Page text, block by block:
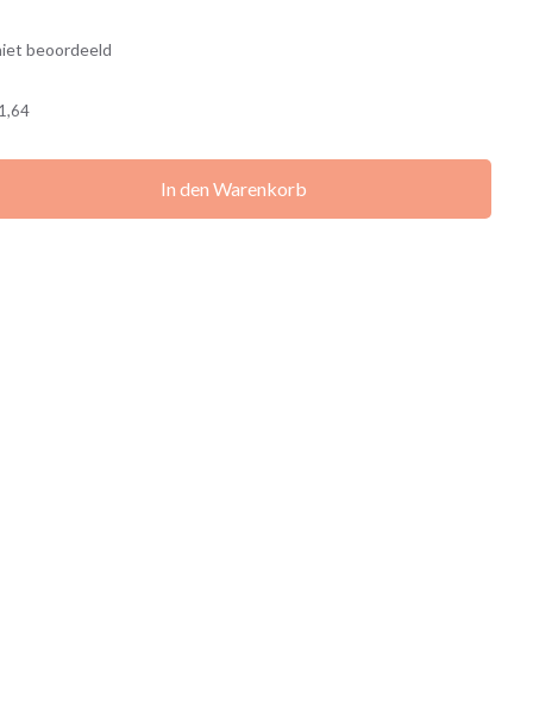
beoordeeld
In den Warenkorb